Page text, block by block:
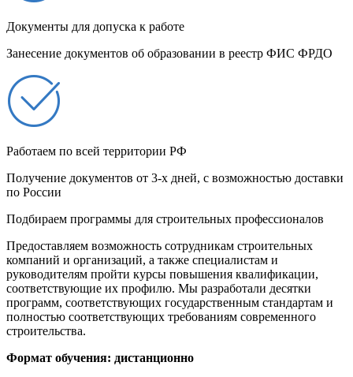
Документы для допуска к работе
Занесение документов об образовании в реестр ФИС ФРДО
Работаем по всей территории РФ
Получение документов от 3-х дней, с возможностью доставки
по России
Подбираем программы для строительных профессионалов
Предоставляем возможность сотрудникам строительных
компаний и организаций, а также специалистам и
руководителям пройти курсы повышения квалификации,
соответствующие их профилю. Мы разработали десятки
программ, соответствующих государственным стандартам и
полностью соответствующих требованиям современного
строительства.
Формат обучения: дистанционно